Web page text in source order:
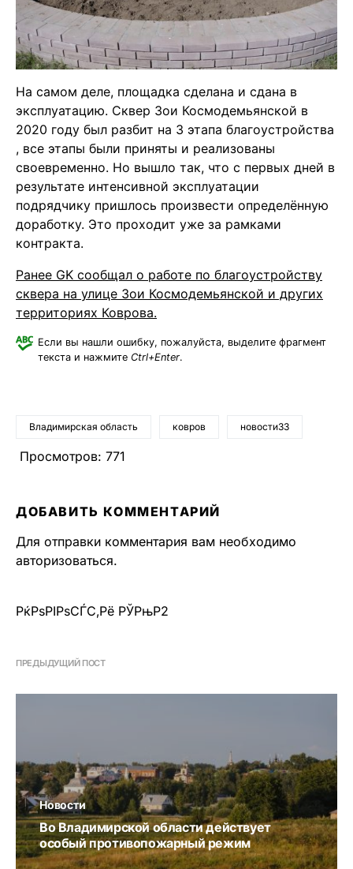
На самом деле, площадка сделана и сдана в
эксплуатацию. Сквер Зои Космодемьянской в
2020 году был разбит на 3 этапа благоустройства
, все этапы были приняты и реализованы
своевременно. Но вышло так, что с первых дней в
результате интенсивной эксплуатации
подрядчику пришлось произвести определённую
доработку. Это проходит уже за рамками
контракта.
Ранее GK сообщал о работе по благоустройству
сквера на улице Зои Космодемьянской и других
территориях Коврова.
Если вы нашли ошибку, пожалуйста, выделите фрагмент
текста и нажмите Ctrl+Enter.
Владимирская область ковров новости33
Просмотров: 771
ДОБАВИТЬ КОММЕНТАРИЙ
Для отправки комментария вам необходимо
авторизоваться.
РќРѕРІРѕСЃС‚Рё РЎРњР2
ПРЕДЫДУЩИЙ ПОСТ
Новости
Во Владимирской области действует
особый противопожарный режим